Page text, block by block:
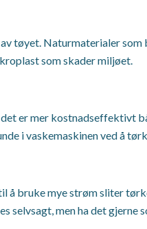
tøyet. Naturmaterialer
som skader miljøet.
er mer kostnadseffektivt
i vaskemaskinen ved å
bruke mye strøm sliter
men ha det gjerne